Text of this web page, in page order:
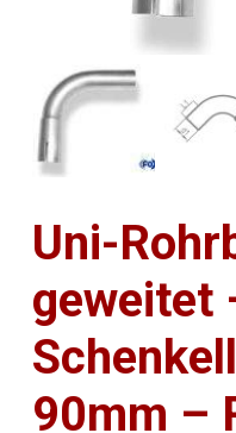
Uni-
geweitet
90mm –